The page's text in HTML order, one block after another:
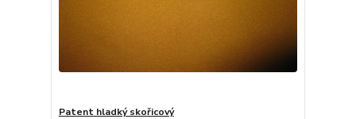
Patent hladký skořicový